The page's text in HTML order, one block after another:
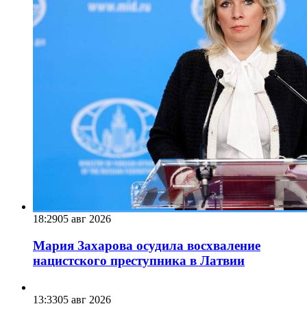
18:2905 авг 2026
Мария Захарова осудила восхваление
нацистского преступника в Латвии
13:3305 авг 2026